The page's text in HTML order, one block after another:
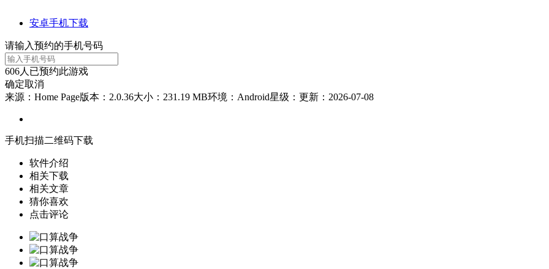
安卓手机下载
请输入预约的手机号码
606人已预约此游戏
确定取消
来源：Home Page版本：2.0.36大小：231.19 MB环境：Android星级： 更新：2026-07-08
手机扫描二维码下载
软件介绍
相关下载
相关文章
猜你喜欢
点击评论